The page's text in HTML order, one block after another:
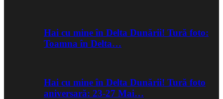
Hai cu mine în Delta Dunării! Tură foto:
Toamna în Delta…
Hai cu mine în Delta Dunării! Tură foto
aniversară: 23-27 Mai…